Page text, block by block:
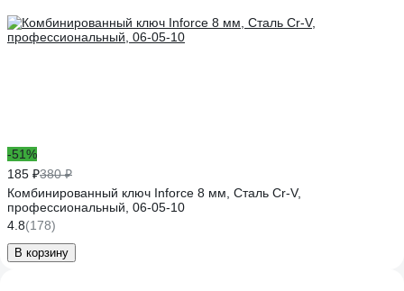
-51%
185 ₽380 ₽
Комбинированный ключ Inforce 8 мм, Сталь Cr-V,
профессиональный, 06-05-10
4.8(178)
В корзину